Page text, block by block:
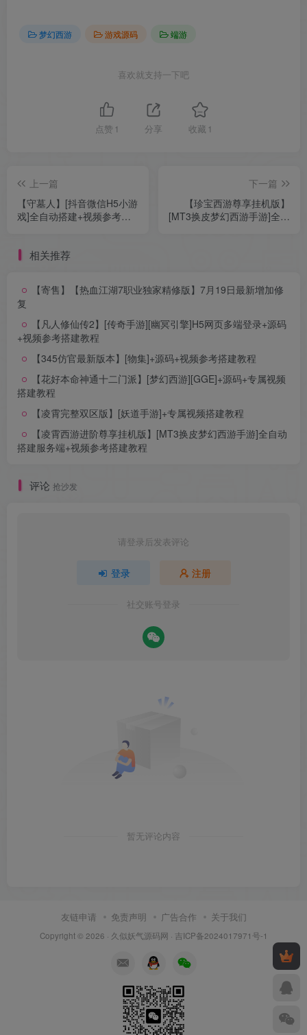
梦幻西游 游戏源码 端游
喜欢就支持一下吧
点赞 1 分享 收藏 1
上一篇
【守墓人】[抖音微信H5小游
戏]全自动搭建+视频参考搭
下一篇
【珍宝西游尊享挂机版】
[MT3换皮梦幻西游手游]全自
相关推荐
【寄售】【热血江湖7职业独家精修版】7月19日最新增加修
复
【凡人修仙传2】[传奇手游][幽冥引擎]H5网页多端登录+源码
+视频参考搭建教程
【345仿官最新版本】[物集]+源码+视频参考搭建教程
【花好本命神通十二门派】[梦幻西游][GGE]+源码+专属视频
搭建教程
【凌霄完整双区版】[妖道手游]+专属视频搭建教程
【凌霄西游进阶尊享挂机版】[MT3换皮梦幻西游手游]全自动
搭建服务端+视频参考搭建教程
评论 抢沙发
请登录后发表评论
登录 注册
社交账号登录
暂无评论内容
友链申请 免责声明 广告合作 关于我们
Copyright © 2026 · 久似妖气源码网 · 吉ICP备2024017971号-1